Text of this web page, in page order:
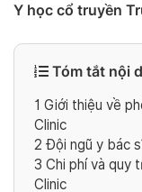
Y học cổ truyền
Tóm tắt nội
1 Giới thiệu về
Clinic
2 Đội ngũ y bác
3 Chi phí và quy
Clinic